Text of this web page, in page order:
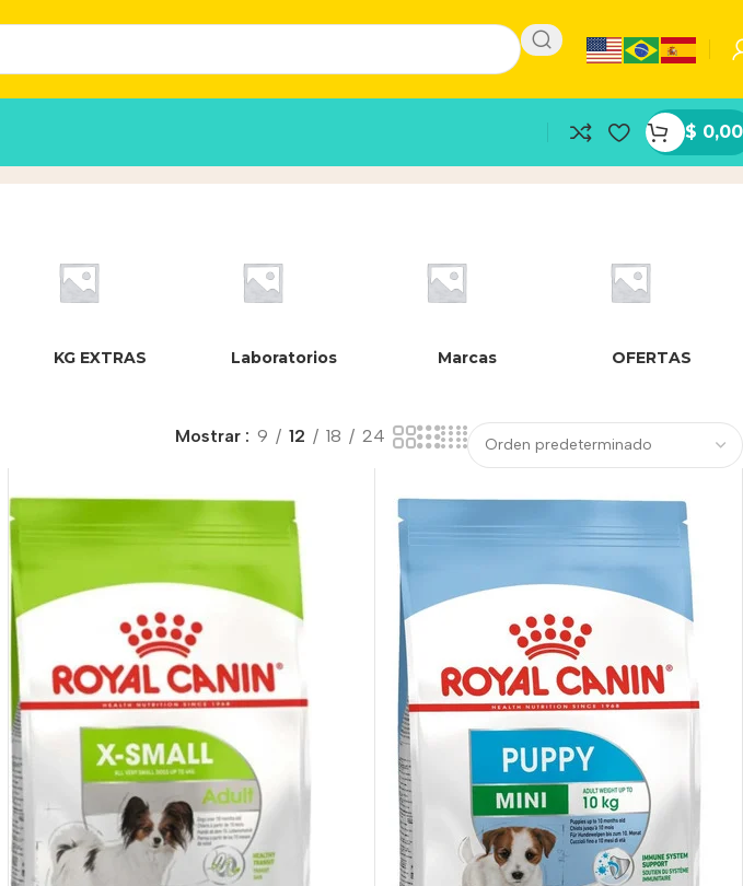
$ 0,00
KG EXTRAS Laboratorios Marcas OFERTAS
Mostrar 9 12 18 24